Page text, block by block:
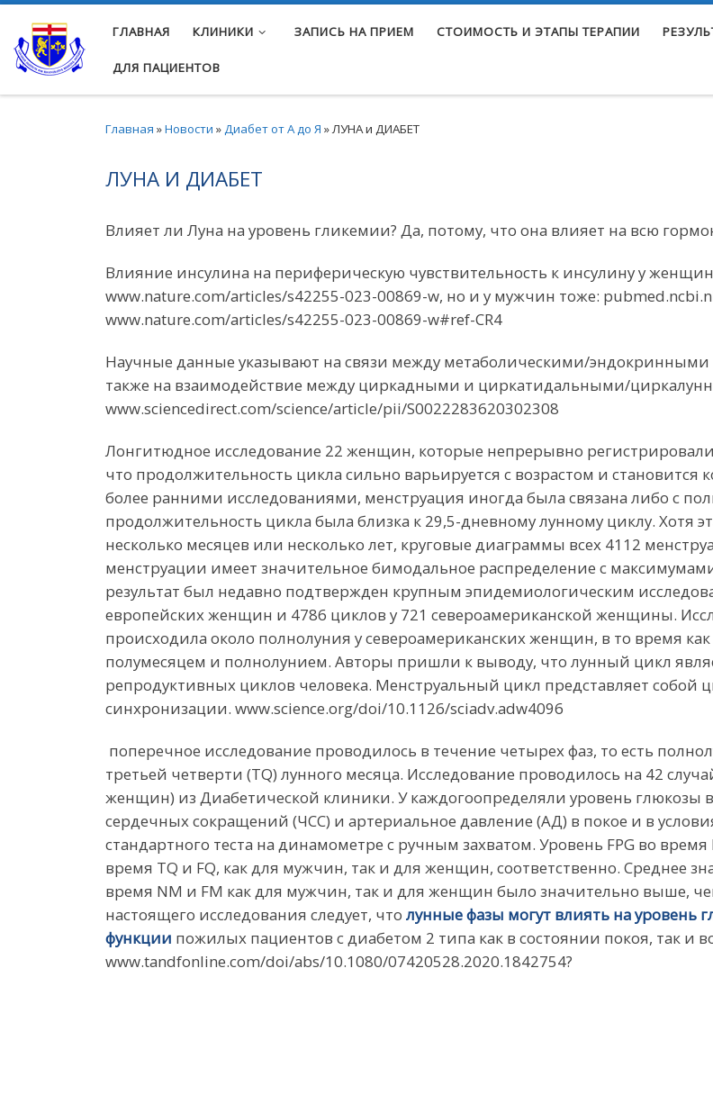
Перейти к содержимому
ГЛАВНАЯ КЛИНИКИ ЗАПИСЬ НА ПРИЕМ СТОИМОСТЬ И ЭТАПЫ ТЕРАПИИ
ДЛЯ ПАЦИЕНТОВ
Главная »Новости »Диабет от А до Я »ЛУНА и ДИАБЕТ
ЛУНА И ДИАБЕТ
Влияет ли Луна на уровень гликемии? Да, потому, что она влияет на всю
Влияние инсулина на периферическую чувствительность к инсулину у
www.nature.com/articles/s42255-023-00869-w, но и у мужчин тоже:
www.nature.com/articles/s42255-023-00869-w#ref-CR4
Научные данные указывают на связи между метаболическими/
также на взаимодействие между циркадными и циркатидальными/
www.sciencedirect.com/science/article/pii/S0022283620302308
Лонгитюдное исследование 22 женщин, которые непрерывно регистрировали
что продолжительность цикла сильно варьируется с возрастом и
более ранними исследованиями, менструация иногда была связана либо с
продолжительность цикла была близка к 29,5-дневному лунному циклу. Хотя
несколько месяцев или несколько лет, круговые диаграммы всех 4112
менструации имеет значительное бимодальное распределение с
результат был недавно подтвержден крупным эпидемиологическим
европейских женщин и 4786 циклов у 721 североамериканской женщины.
происходила около полнолуния у североамериканских женщин, в то время
полумесяцем и полнолунием. Авторы пришли к выводу, что лунный цикл
репродуктивных циклов человека. Менструальный цикл представляет
синхронизации. www.science.org/doi/10.1126/sciadv.adw4096
поперечное исследование проводилось в течение четырех фаз, то есть
третьей четверти (TQ) лунного месяца. Исследование проводилось на 42
женщин) из Диабетической клиники. У каждогоопределяли уровень глюкозы
сердечных сокращений (ЧСС) и артериальное давление (АД) в покое и в
стандартного теста на динамометре с ручным захватом. Уровень FPG во
время TQ и FQ, как для мужчин, так и для женщин, соответственно. Среднее
время NM и FM как для мужчин, так и для женщин было значительно выше,
настоящего исследования следует, что лунные фазы могут влиять на уровень
функции пожилых пациентов с диабетом 2 типа как в состоянии покоя, так и
www.tandfonline.com/doi/abs/10.1080/07420528.2020.1842754?